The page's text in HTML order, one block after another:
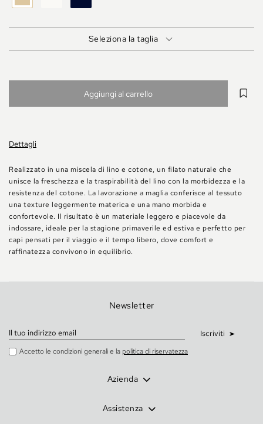
Seleziona la taglia
Aggiungi al carrello
Dettagli
Realizzato in una miscela di lino e cotone, un filato naturale che
unisce la freschezza e la traspirabilità del lino con la morbidezza e la
resistenza del cotone. La lavorazione a maglia conferisce al tessuto
una texture leggermente materica e una mano morbida e
confortevole. Il risultato è un materiale leggero e piacevole da
indossare, ideale per la stagione primaverile ed estiva e perfetto per
capi pensati per il viaggio e il tempo libero, dove comfort e
raffinatezza convivono in equilibrio.
Newsletter
Iscriviti
Accetto le condizioni generali e la politica di riservatezza
Azienda
Assistenza